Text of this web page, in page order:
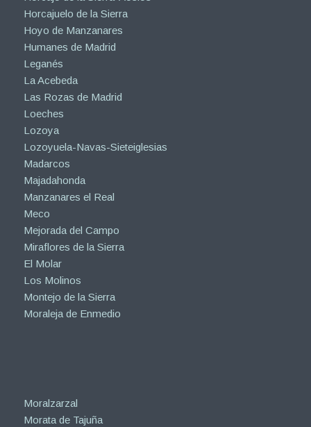
Horcajuelo de la Sierra
Hoyo de Manzanares
Humanes de Madrid
Leganés
La Acebeda
Las Rozas de Madrid
Loeches
Lozoya
Lozoyuela-Navas-Sieteiglesias
Madarcos
Majadahonda
Manzanares el Real
Meco
Mejorada del Campo
Miraflores de la Sierra
El Molar
Los Molinos
Montejo de la Sierra
Moraleja de Enmedio
Moralzarzal
Morata de Tajuña